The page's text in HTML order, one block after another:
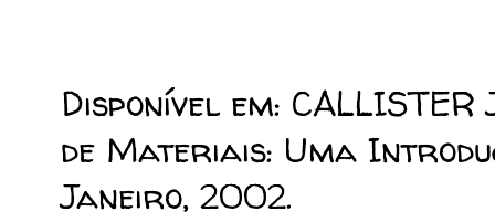
Disponível em:
de Materiais: Uma
Janeiro, 2002.